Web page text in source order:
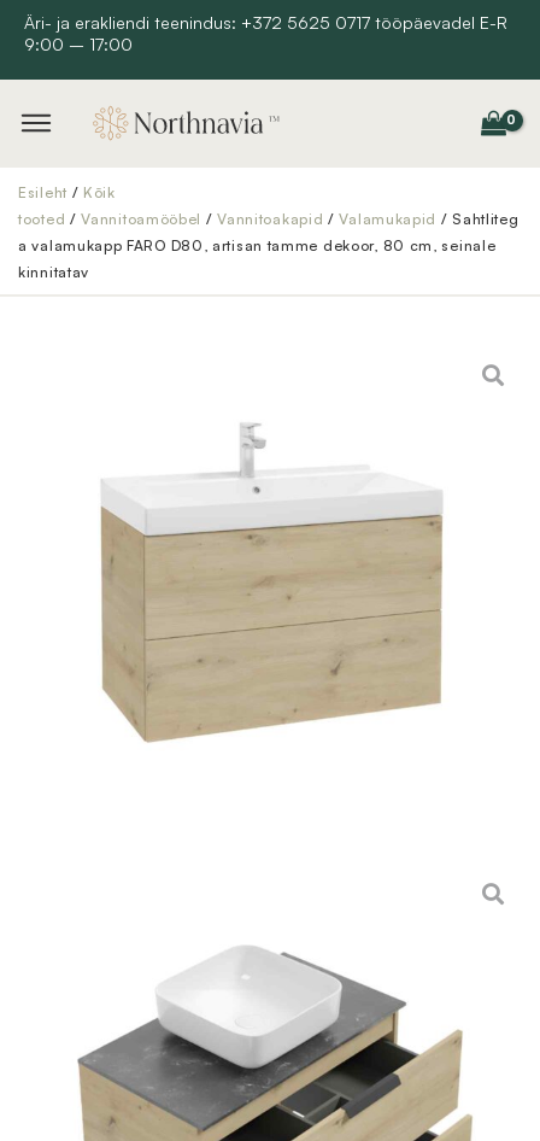
Skip
content
Äri- ja erakliendi teenindus: +372 5625 0717 tööpäevadel E-R
9:00 – 17:00
Esileht / Kõik
tooted /Vannitoamööbel /Vannitoakapid /Valamukapid / Sahtliteg
a valamukapp FARO D80, artisan tamme dekoor, 80 cm, seinale
kinnitatav